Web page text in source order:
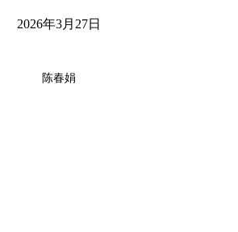
2026年3月 27日
陈春娟